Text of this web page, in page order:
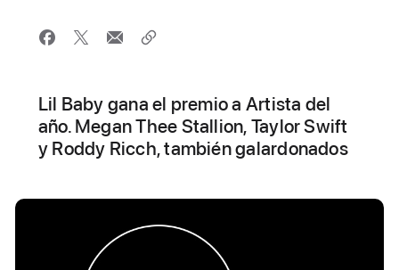
Lil Baby gana el premio a Artista del
año. Megan Thee Stallion, Taylor Swift
y Roddy Ricch, también galardonados